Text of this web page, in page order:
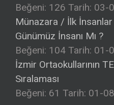
Beğeni: 126 Tarih: 03-
Münazara / İlk
Günümüz İnsanı Mı ?
Beğeni: 104 Tarih: 01-
İzmir Ortaokullarının
Sıralaması
Beğeni: 61 Tarih: 01-